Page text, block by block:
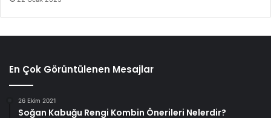
En Çok Görüntülenen Mesajlar
26 Ekim 2021
Soğan Kabuğu Rengi Kombin Önerileri Nelerdir?